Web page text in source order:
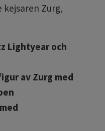
Zurg,
Lightyear och
av Zurg med